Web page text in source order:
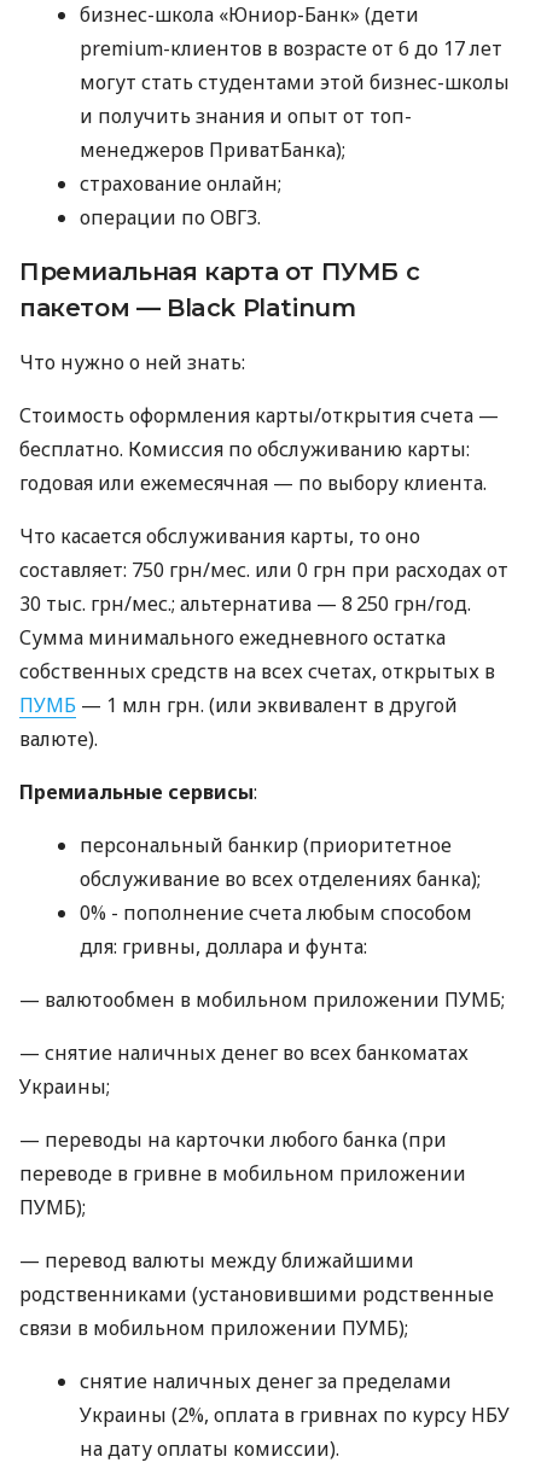
бизнес-школа «Юниор-Банк» (дети
premium-клиентов в возрасте от 6 до 17 лет
могут стать студентами этой бизнес-школы
и получить знания и опыт от топ-
менеджеров ПриватБанка);
страхование онлайн;
операции по ОВГЗ.
Премиальная карта от ПУМБ с
пакетом — Black Platinum
Что нужно о ней знать:
Стоимость оформления карты/открытия счета —
бесплатно. Комиссия по обслуживанию карты:
годовая или ежемесячная — по выбору клиента.
Что касается обслуживания карты, то оно
составляет: 750 грн/мес. или 0 грн при расходах от
30 тыс. грн/мес.; альтернатива — 8 250 грн/год.
Сумма минимального ежедневного остатка
собственных средств на всех счетах, открытых в
ПУМБ — 1 млн грн. (или эквивалент в другой
валюте).
Премиальные сервисы:
персональный банкир (приоритетное
обслуживание во всех отделениях банка);
0% - пополнение счета любым способом
для: гривны, доллара и фунта:
— валютообмен в мобильном приложении ПУМБ;
— снятие наличных денег во всех банкоматах
Украины;
— переводы на карточки любого банка (при
переводе в гривне в мобильном приложении
ПУМБ);
— перевод валюты между ближайшими
родственниками (установившими родственные
связи в мобильном приложении ПУМБ);
снятие наличных денег за пределами
Украины (2%, оплата в гривнах по курсу НБУ
на дату оплаты комиссии).